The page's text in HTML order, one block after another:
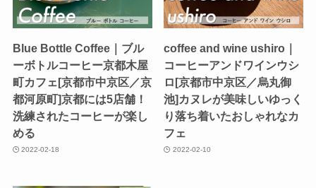
Blue Bottle Coffee｜ブル
ーボトルコーヒー京都木屋
町カフェ[京都市中京区／京
都河原町]京都には5店舗！
洗練されたコーヒーが楽し
める
2022-02-18
coffee and wine ushiro｜
コーヒーアンドワインウシ
ロ[京都市中京区／烏丸御
池]カヌレが美味しいゆっく
り落ち着いたおしゃれなカ
フェ
2022-02-10